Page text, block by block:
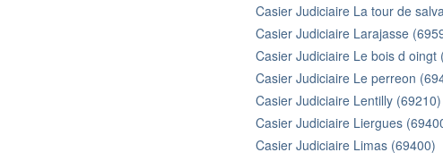
Casier Judiciaire La tour de
Casier Judiciaire Larajasse
Casier Judiciaire Le bois d oingt
Casier Judiciaire Le perreon
Casier Judiciaire Lentilly (69210)
Casier Judiciaire Liergues
Casier Judiciaire Limas (69400)